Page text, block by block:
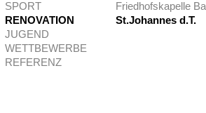
Friedhofskapelle
St.Johannes d.T.
SPORT
RENOVATION
JUGEND
WETTBEWERBE
REFERENZ